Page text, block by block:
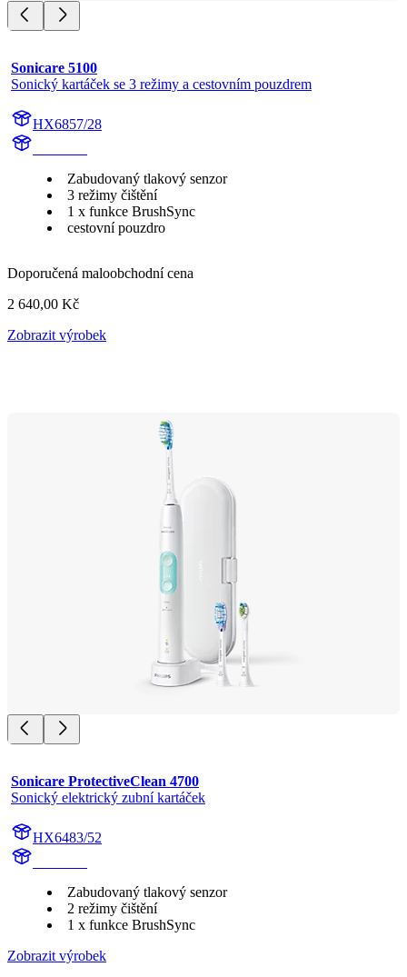
Sonicare 5100
Sonický kartáček se 3 režimy a cestovním pouzdrem
HX6857/28
Zabudovaný tlakový senzor
3 režimy čištění
1 x funkce BrushSync
cestovní pouzdro
Doporučená maloobchodní cena
2 640,00 Kč
Zobrazit výrobek
Sonicare ProtectiveClean 4700
Sonický elektrický zubní kartáček
HX6483/52
Zabudovaný tlakový senzor
2 režimy čištění
1 x funkce BrushSync
Zobrazit výrobek